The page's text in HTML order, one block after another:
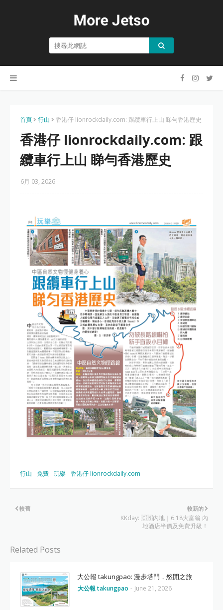
首頁 行山 香港仔 lionrockdaily.com: 跟纜車行上山 睇勻香港歷史
香港仔 lionrockdaily.com: 跟
纜車行上山 睇勻香港歷史
6月 03, 2026
行山 免費 玩樂 香港仔 lionrockdaily.com
較新的
KKday: 🇨🇳內地｜6.18大富翁 內
地酒店半價及免費升級！
較舊
Related Posts
大公報 takungpao: 漫步塔門，悠閒之旅
大公報 takungpao - June 21, 2026